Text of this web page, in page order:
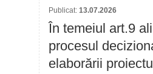
Publicat: 13.07.2026
În temeiul art.9
procesul
elaborării